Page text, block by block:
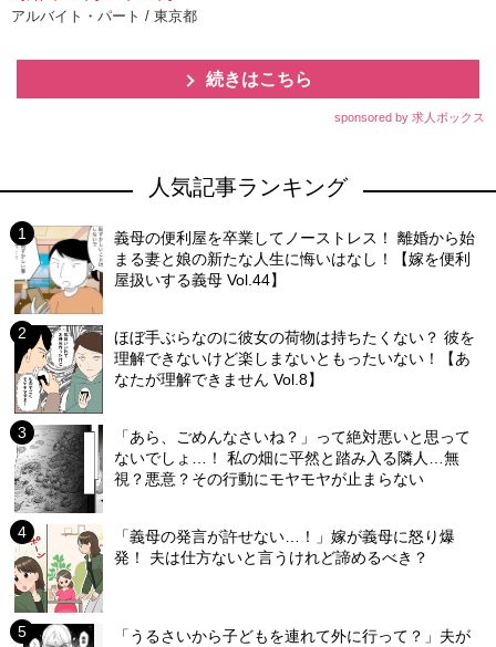
アルバイト・パート / 東京都
続きはこちら
sponsored by 求人ボックス
人気記事ランキング
義母の便利屋を卒業してノーストレス！ 離婚から始
まる妻と娘の新たな人生に悔いはなし！【嫁を便利
屋扱いする義母 Vol.44】
ほぼ手ぶらなのに彼女の荷物は持ちたくない？ 彼を
理解できないけど楽しまないともったいない！【あ
なたが理解できません Vol.8】
「あら、ごめんなさいね？」って絶対悪いと思って
ないでしょ…！ 私の畑に平然と踏み入る隣人…無
視？悪意？その行動にモヤモヤが止まらない
「義母の発言が許せない…！」嫁が義母に怒り爆
発！ 夫は仕方ないと言うけれど諦めるべき？
「うるさいから子どもを連れて外に行って？」夫が